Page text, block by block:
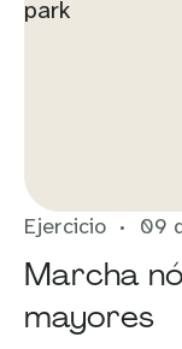
Ejercicio 09
Marcha
mayores